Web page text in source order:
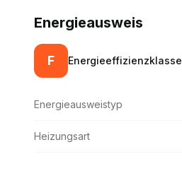
Energieausweis
F Energieeffizienzklasse
Energieausweistyp
Heizungsart